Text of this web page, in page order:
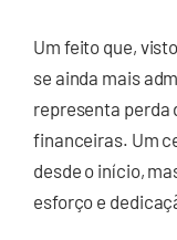
Um feito que,
se ainda mais
representa perda
financeiras. Um
desde o início,
esforço e